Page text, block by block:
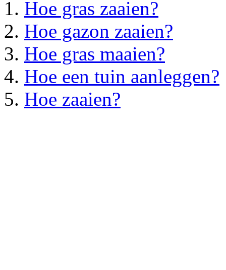
Hoe gras zaaien?
Hoe gazon zaaien?
Hoe gras maaien?
Hoe een tuin aanleggen?
Hoe zaaien?